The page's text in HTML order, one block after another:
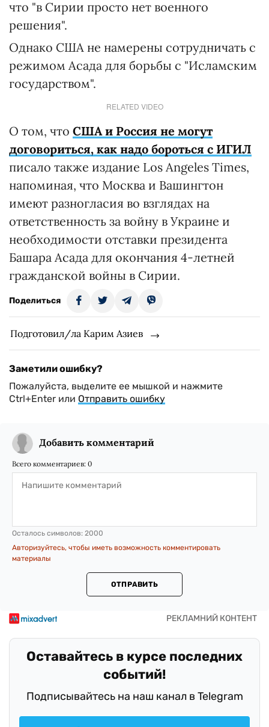
что "в Сирии просто нет военного
решения".
Однако США не намерены сотрудничать с
режимом Асада для борьбы с "Исламским
государством".
RELATED VIDEO
О том, что США и Россия не могут
договориться, как надо бороться с ИГИЛ
писало также издание Los Angeles Times,
напоминая, что Москва и Вашингтон
имеют разногласия во взглядах на
ответственность за войну в Украине и
необходимости отставки президента
Башара Асада для окончания 4-летней
гражданской войны в Сирии.
Поделиться
Подготовил/ла Карим Азиев
Заметили ошибку?
Пожалуйста, выделите ее мышкой и нажмите
Ctrl+Enter или Отправить ошибку
Добавить комментарий
Всего комментариев: 0
Осталось символов: 2000
Авторизуйтесь, чтобы иметь возможность комментировать
материалы
ОТПРАВИТЬ
Оставайтесь в курсе последних
событий!
Подписывайтесь на наш канал в Telegram